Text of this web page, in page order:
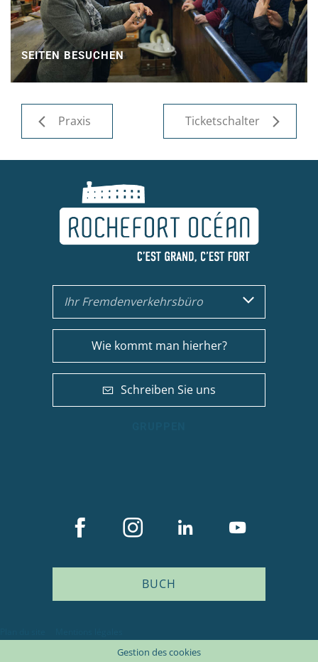
SEITEN BESUCHEN
Praxis Ticketschalter
Ihr Fremdenverkehrsbüro
Wie kommt man hierher?
Schreiben Sie uns
BUCH
Gestion des cookies